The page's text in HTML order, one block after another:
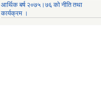
आर्थिक बर्ष २०७५।७६ को नीति तथा
कार्यक्रम ।